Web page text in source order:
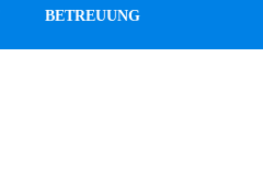
BETREUUNG